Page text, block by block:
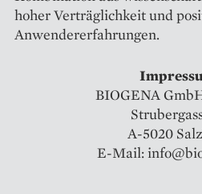
hoher Verträglichkeit und
Anwendererfahrungen.
BIOGENA
A-5020
E-Mail: